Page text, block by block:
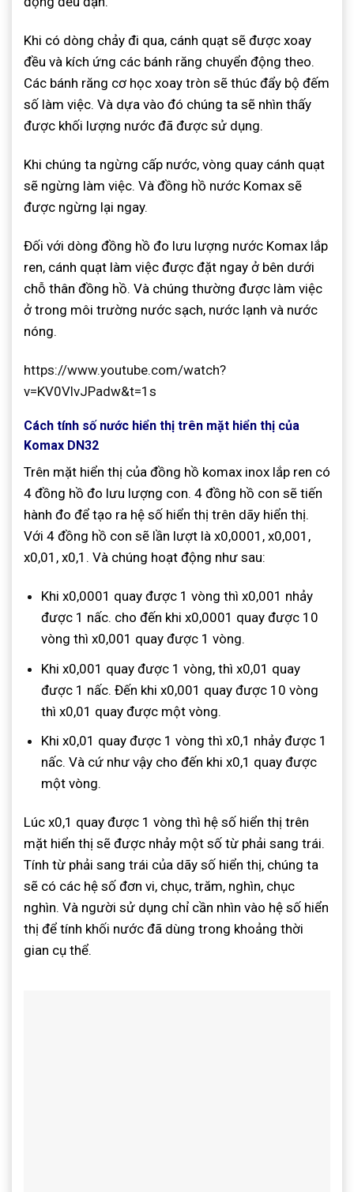
Khi có dòng chảy đi qua, cánh quạt sẽ được xoay
đều và kích ứng các bánh răng chuyển động theo.
Các bánh răng cơ học xoay tròn sẽ thúc đẩy bộ đếm
số làm việc. Và dựa vào đó chúng ta sẽ nhìn thấy
được khối lượng nước đã được sử dụng.
Khi chúng ta ngừng cấp nước, vòng quay cánh quạt
sẽ ngừng làm việc. Và đồng hồ nước Komax sẽ
được ngừng lại ngay.
Đối với dòng đồng hồ đo lưu lượng nước Komax lắp
ren, cánh quạt làm việc được đặt ngay ở bên dưới
chỗ thân đồng hồ. Và chúng thường được làm việc
ở trong môi trường nước sạch, nước lạnh và nước
nóng.
https://www.youtube.com/watch?
v=KV0VlvJPadw&t=1s
Cách tính số nước hiển thị trên mặt hiển thị của
Komax DN32
Trên mặt hiển thị của đồng hồ komax inox lắp ren có
4 đồng hồ đo lưu lượng con. 4 đồng hồ con sẽ tiến
hành đo để tạo ra hệ số hiển thị trên dãy hiển thị.
Với 4 đồng hồ con sẽ lần lượt là x0,0001, x0,001,
x0,01, x0,1. Và chúng hoạt động như sau:
Khi x0,0001 quay được 1 vòng thì x0,001 nhảy
được 1 nấc. cho đến khi x0,0001 quay được 10
vòng thì x0,001 quay được 1 vòng.
Khi x0,001 quay được 1 vòng, thì x0,01 quay
được 1 nấc. Đến khi x0,001 quay được 10 vòng
thì x0,01 quay được một vòng.
Khi x0,01 quay được 1 vòng thì x0,1 nhảy được 1
nấc. Và cứ như vậy cho đến khi x0,1 quay được
một vòng.
Lúc x0,1 quay được 1 vòng thì hệ số hiển thị trên
mặt hiển thị sẽ được nhảy một số từ phải sang trái.
Tính từ phải sang trái của dãy số hiển thị, chúng ta
sẽ có các hệ số đơn vi, chục, trăm, nghìn, chục
nghìn. Và người sử dụng chỉ cần nhìn vào hệ số hiển
thị để tính khối nước đã dùng trong khoảng thời
gian cụ thể.